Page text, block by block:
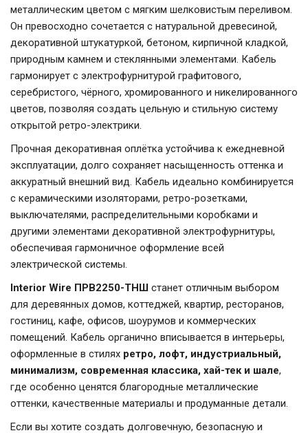
металлическим цветом с мягким шелковистым переливом.
Он превосходно сочетается с натуральной древесиной,
декоративной штукатуркой, бетоном, кирпичной кладкой,
природным камнем и стеклянными элементами. Кабель
гармонирует с электрофурнитурой графитового,
серебристого, чёрного, хромированного и никелированного
цветов, позволяя создать цельную и стильную систему
открытой ретро-электрики.
Прочная декоративная оплётка устойчива к ежедневной
эксплуатации, долго сохраняет насыщенность оттенка и
аккуратный внешний вид. Кабель идеально комбинируется
с керамическими изоляторами, ретро-розетками,
выключателями, распределительными коробками и
другими элементами декоративной электрофурнитуры,
обеспечивая гармоничное оформление всей
электрической системы.
Interior Wire ПРВ2250-ТНШ станет отличным выбором
для деревянных домов, коттеджей, квартир, ресторанов,
гостиниц, кафе, офисов, шоурумов и коммерческих
помещений. Кабель органично вписывается в интерьеры,
оформленные в стилях ретро, лофт, индустриальный,
минимализм, современная классика, хай-тек и шале,
где особенно ценятся благородные металлические
оттенки, качественные материалы и продуманные детали.
Если вы хотите создать долговечную, безопасную и